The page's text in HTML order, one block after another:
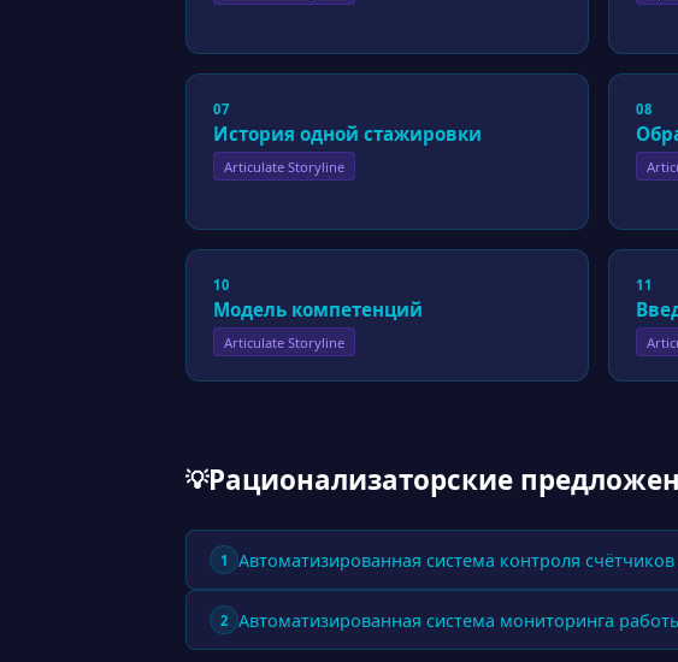
07
История одной стажировки
Articulate Storyline
08
10
Модель компетенций
Articulate Storyline
11
💡Рационализаторские
1 Автоматизированная система контроля счётчиков
2 Автоматизированная система мониторинга